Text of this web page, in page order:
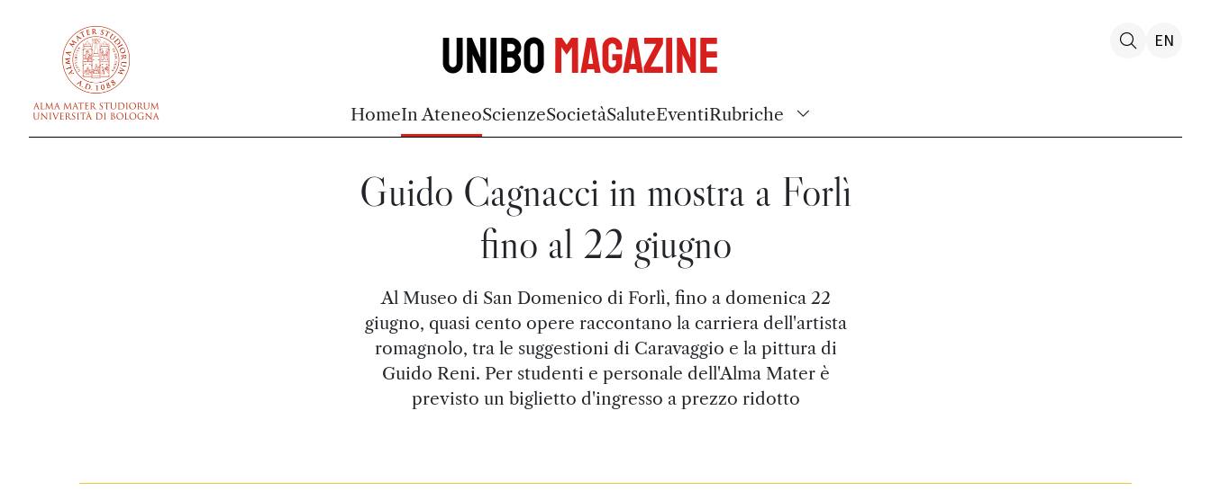
UniboMagazine
HomeIn AteneoScienzeSocietàSaluteEventiRubriche
EN
Guido Cagnacci in mostra a Forlì
fino al 22 giugno
Al Museo di San Domenico di Forlì, fino a domenica 22
giugno, quasi cento opere raccontano la carriera dell'artista
romagnolo, tra le suggestioni di Caravaggio e la pittura di
Guido Reni. Per studenti e personale dell'Alma Mater è
previsto un biglietto d'ingresso a prezzo ridotto